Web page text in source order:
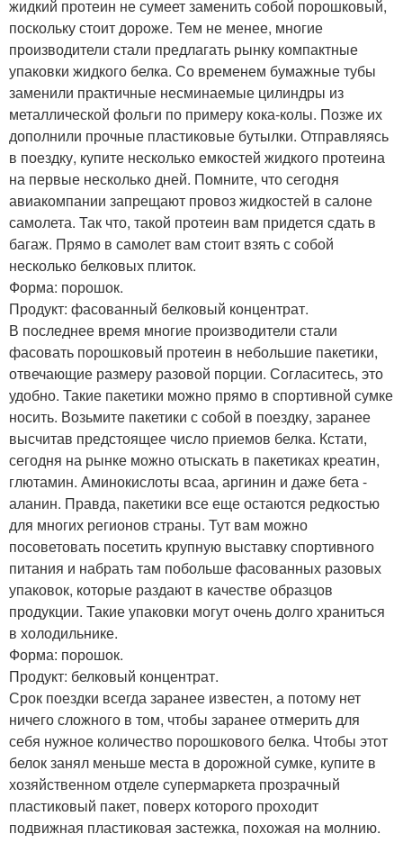
жидкий протеин не сумеет заменить собой порошковый,
поскольку стоит дороже. Тем не менее, многие
производители стали предлагать рынку компактные
упаковки жидкого белка. Со временем бумажные тубы
заменили практичные несминаемые цилиндры из
металлической фольги по примеру кока-колы. Позже их
дополнили прочные пластиковые бутылки. Отправляясь
в поездку, купите несколько емкостей жидкого протеина
на первые несколько дней. Помните, что сегодня
авиакомпании запрещают провоз жидкостей в салоне
самолета. Так что, такой протеин вам придется сдать в
багаж. Прямо в самолет вам стоит взять с собой
несколько белковых плиток.
Форма: порошок.
Продукт: фасованный белковый концентрат.
В последнее время многие производители стали
фасовать порошковый протеин в небольшие пакетики,
отвечающие размеру разовой порции. Согласитесь, это
удобно. Такие пакетики можно прямо в спортивной сумке
носить. Возьмите пакетики с собой в поездку, заранее
высчитав предстоящее число приемов белка. Кстати,
сегодня на рынке можно отыскать в пакетиках креатин,
глютамин. Аминокислоты всаа, аргинин и даже бета -
аланин. Правда, пакетики все еще остаются редкостью
для многих регионов страны. Тут вам можно
посоветовать посетить крупную выставку спортивного
питания и набрать там побольше фасованных разовых
упаковок, которые раздают в качестве образцов
продукции. Такие упаковки могут очень долго храниться
в холодильнике.
Форма: порошок.
Продукт: белковый концентрат.
Срок поездки всегда заранее известен, а потому нет
ничего сложного в том, чтобы заранее отмерить для
себя нужное количество порошкового белка. Чтобы этот
белок занял меньше места в дорожной сумке, купите в
хозяйственном отделе супермаркета прозрачный
пластиковый пакет, поверх которого проходит
подвижная пластиковая застежка, похожая на молнию.